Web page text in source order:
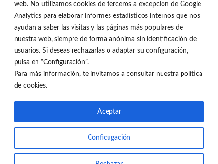
web. No utilizamos cookies de terceros a excepción de Google
Analytics para elaborar informes estadísticos internos que nos
ayudan a saber las visitas y las páginas más populares de
nuestra web, siempre de forma anónima sin identificación de
usuarios. Si deseas rechazarlas o adaptar su configuración,
pulsa en “Configuración”.
Para más información, te invitamos a consultar nuestra política
de cookies.
Conficugación
Aceptar
rejuvenecimiento@clinicaneleva.com
Información Legal
Política de Privacidad
Política de Cookies
© el Radar del Rejuvenecimiento